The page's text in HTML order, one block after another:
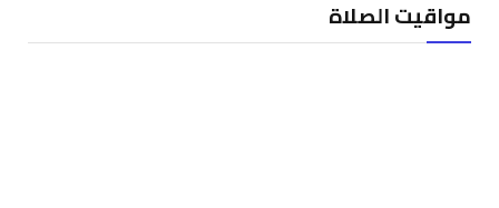
مواقيت الصلاة